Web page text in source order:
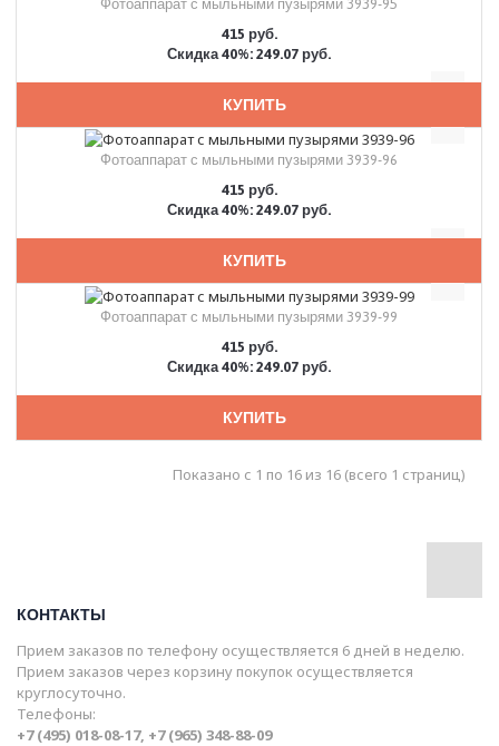
Фотоаппарат с мыльными пузырями 3939-95
415 руб.
Скидка 40%: 249.07 руб.
КУПИТЬ
Фотоаппарат с мыльными пузырями 3939-96
415 руб.
Скидка 40%: 249.07 руб.
КУПИТЬ
Фотоаппарат с мыльными пузырями 3939-99
415 руб.
Скидка 40%: 249.07 руб.
КУПИТЬ
Показано с 1 по 16 из 16 (всего 1 страниц)
КОНТАКТЫ
Прием заказов по телефону осуществляется 6 дней в неделю.
Прием заказов через корзину покупок осуществляется
круглосуточно.
Телефоны:
+7 (495) 018-08-17, +7 (965) 348-88-09